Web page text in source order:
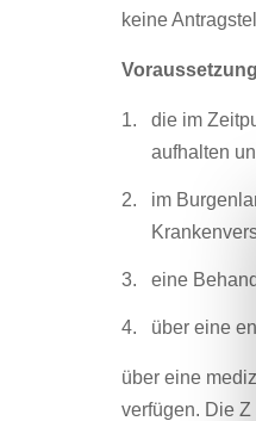
keine
die im
aufhalten
im
eine
über eine
über eine
verfügen. Die